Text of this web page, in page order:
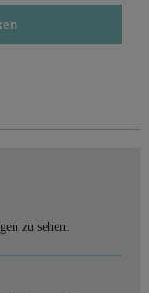
zu sehen.